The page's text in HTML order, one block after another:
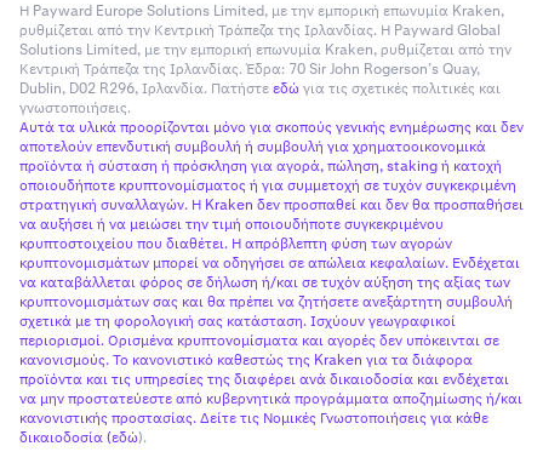
Η Payward Europe Solutions Limited, με την εμπορική επωνυμία Kraken,
ρυθμίζεται από την Κεντρική Τράπεζα της Ιρλανδίας. Η Payward Global
Solutions Limited, με την εμπορική επωνυμία Kraken, ρυθμίζεται από την
Κεντρική Τράπεζα της Ιρλανδίας. Έδρα: 70 Sir John Rogerson’s Quay,
Dublin, D02 R296, Ιρλανδία. Πατήστεεδώγια τις σχετικές πολιτικές και
γνωστοποιήσεις.
Αυτά τα υλικά προορίζονται μόνο για σκοπούς γενικής ενημέρωσης και δεν
αποτελούν επενδυτική συμβουλή ή συμβουλή για χρηματοοικονομικά
προϊόντα ή σύσταση ή πρόσκληση για αγορά, πώληση, staking ή κατοχή
οποιουδήποτε κρυπτονομίσματος ή για συμμετοχή σε τυχόν συγκεκριμένη
στρατηγική συναλλαγών. Η Kraken δεν προσπαθεί και δεν θα προσπαθήσει
να αυξήσει ή να μειώσει την τιμή οποιουδήποτε συγκεκριμένου
κρυπτοστοιχείου που διαθέτει. Η απρόβλεπτη φύση των αγορών
κρυπτονομισμάτων μπορεί να οδηγήσει σε απώλεια κεφαλαίων. Ενδέχεται
να καταβάλλεται φόρος σε δήλωση ή/και σε τυχόν αύξηση της αξίας των
κρυπτονομισμάτων σας και θα πρέπει να ζητήσετε ανεξάρτητη συμβουλή
σχετικά με τη φορολογική σας κατάσταση. Ισχύουν γεωγραφικοί
περιορισμοί. Ορισμένα κρυπτονομίσματα και αγορές δεν υπόκεινται σε
κανονισμούς. Το κανονιστικό καθεστώς της Kraken για τα διάφορα
προϊόντα και τις υπηρεσίες της διαφέρει ανά δικαιοδοσία και ενδέχεται
να μην προστατεύεστε από κυβερνητικά προγράμματα αποζημίωσης ή/και
κανονιστικής προστασίας. Δείτε τις Νομικές Γνωστοποιήσεις για κάθε
δικαιοδοσία (εδώ).